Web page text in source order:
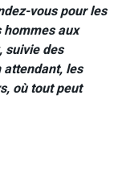
vous pour les
aux
suivie des
les
où tout peut